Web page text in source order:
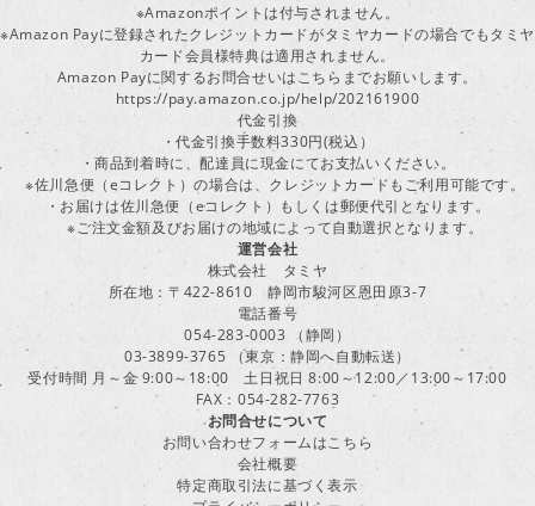
※Amazonポイントは付与されません。
※Amazon Payに登録されたクレジットカードがタミヤカードの場合でもタミヤ
カード会員様特典は適用されません。
Amazon Payに関するお問合せいはこちらまでお願いします。
https://pay.amazon.co.jp/help/202161900
代金引換
・代金引換手数料330円(税込）
・商品到着時に、配達員に現金にてお支払いください。
※佐川急便（eコレクト）の場合は、クレジットカードもご利用可能です。
・お届けは佐川急便（eコレクト）もしくは郵便代引となります。
※ご注文金額及びお届けの地域によって自動選択となります。
運営会社
株式会社 タミヤ
所在地：〒422-8610 静岡市駿河区恩田原3-7
電話番号
054-283-0003 （静岡）
03-3899-3765 （東京：静岡へ自動転送）
受付時間 月～金 9:00～18:00 土日祝日 8:00～12:00／13:00～17:00
FAX：054-282-7763
お問合せについて
お問い合わせフォームはこちら
会社概要
特定商取引法に基づく表示